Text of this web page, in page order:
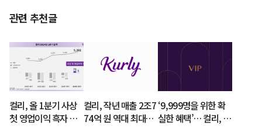
관련 추천글
컬리, 올 1분기 사상
첫 영업이익 흑자 기
컬리, 작년 매출 2조7
74억 원 역대 최대…
‘9,999명을 위한 확
실한 혜택’… 컬리, 내